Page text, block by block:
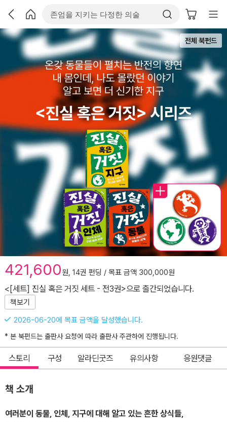
전체 북펀드
421,600원, 14권 펀딩 / 목표 금액 300,000원
<[세트] 진실 혹은 거짓 세트 - 전3권>으로 출간되었습니다.
책보기
2026-06-20에 목표 금액을 달성했습니다.
* 본 북펀드는 출판사 요청에 따라 출판사 주관하에 진행됩니다.
스토리 구성 알라딘굿즈 유의사항 응원댓글
책 소개
여러분이 동물, 인체, 지구에 대해 알고 있는 흔한 상식들,